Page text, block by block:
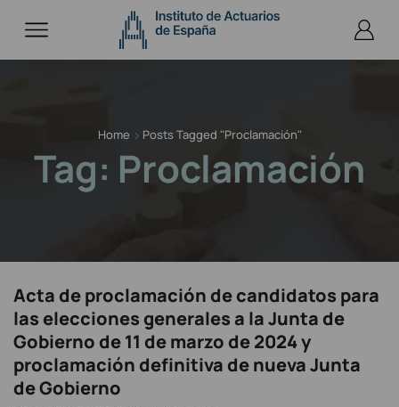
Home Posts Tagged "proclamación"
Tag: Proclamación
Acta de proclamación de candidatos para
las elecciones generales a la Junta de
Gobierno de 11 de marzo de 2024 y
proclamación definitiva de nueva Junta
de Gobierno